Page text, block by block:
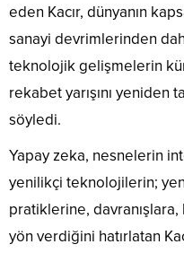
eden Kacır, dünyanın
sanayi devrimlerinden
teknolojik gelişmelerin
rekabet yarışını yeniden
söyledi.
Yapay zeka, nesnelerin
yenilikçi teknolojilerin;
pratiklerine,
yön verdiğini hatırlatan